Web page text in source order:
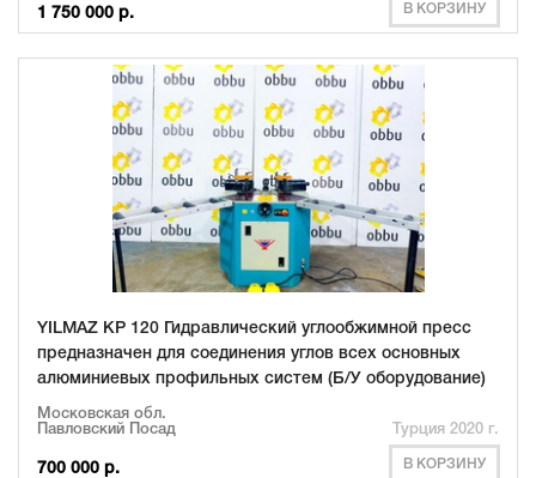
1 750 000 р. В КОРЗИНУ
YILMAZ KP 120 Гидравлический углообжимной пресс
предназначен для соединения углов всех основных
алюминиевых профильных систем (Б/У оборудование)
Московская обл.
Павловский Посад
Турция 2020 г.
700 000 р. В КОРЗИНУ